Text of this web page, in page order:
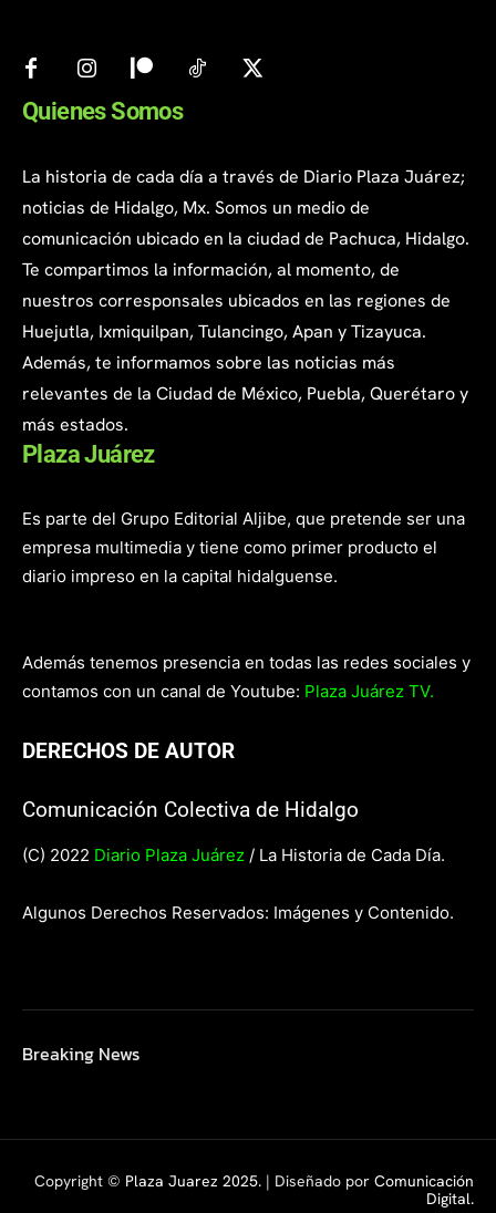
Quienes Somos
La historia de cada día a través de Diario Plaza Juárez;
noticias de Hidalgo, Mx. Somos un medio de
comunicación ubicado en la ciudad de Pachuca, Hidalgo.
Te compartimos la información, al momento, de
nuestros corresponsales ubicados en las regiones de
Huejutla, Ixmiquilpan, Tulancingo, Apan y Tizayuca.
Además, te informamos sobre las noticias más
relevantes de la Ciudad de México, Puebla, Querétaro y
más estados.
Plaza Juárez
Es parte del Grupo Editorial Aljibe, que pretende ser una
empresa multimedia y tiene como primer producto el
diario impreso en la capital hidalguense.
Además tenemos presencia en todas las redes sociales y
contamos con un canal de Youtube: Plaza Juárez TV.
DERECHOS DE AUTOR
Comunicación Colectiva de Hidalgo
(C) 2022 Diario Plaza Juárez / La Historia de Cada Día.
Algunos Derechos Reservados: Imágenes y Contenido.
Breaking News
Copyright © Plaza Juarez 2025. | Diseñado por Comunicación
Digital.